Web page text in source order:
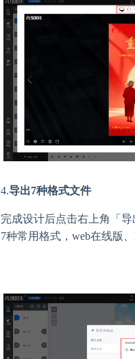
4.导出7种格式文件
完成设计后点击右上角「
7种常用格式，web在线版